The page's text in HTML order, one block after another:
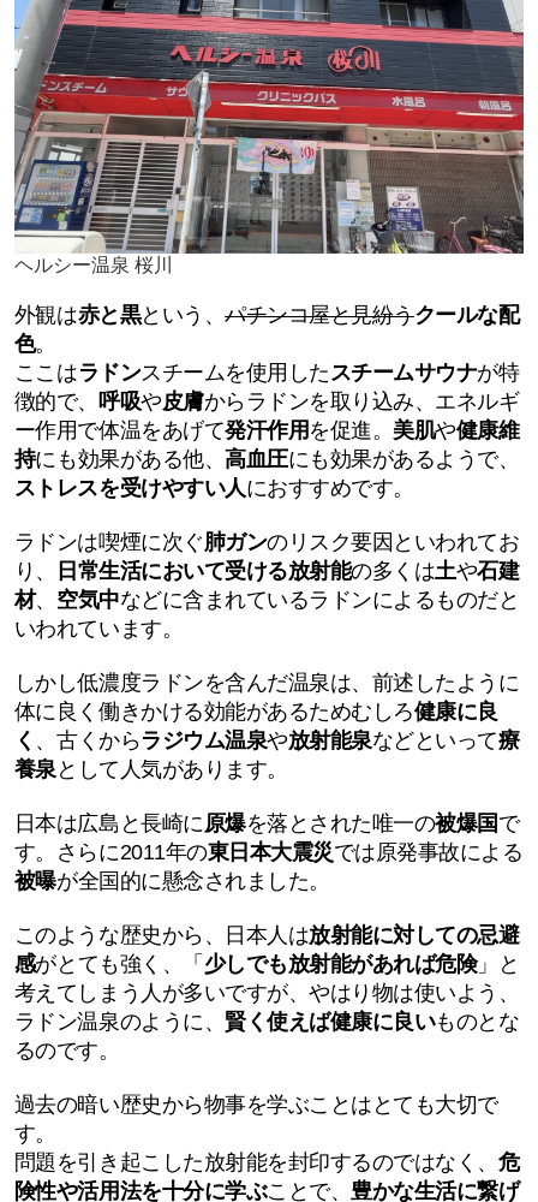
ヘルシー温泉 桜川
外観は赤と黒という、パチンコ屋と見紛うクールな配
色。
ここはラドンスチームを使用した スチームサウナが特
徴的で、 呼吸や皮膚からラドンを取り込み、エネルギ
ー作用で体温をあげて発汗作用 を促進。 美肌や健康維
持にも効果がある他、高血圧にも効果があるようで、
ストレスを受けやすい人におすすめです。
ラドンは喫煙に次ぐ肺ガンのリスク要因といわれてお
り、
日常生活において受ける放射能の多くは土や石建
材、 空気中などに含まれているラドンによるものだと
いわれています。
しかし低濃度ラドンを含んだ温泉は、前述したように
体に良く働きかける効能があるためむしろ健康に良
く 、古くからラジウム温泉や放射能泉などといって療
養泉 として人気があります。
日本は広島と長崎に 原爆を落とされた唯一の被爆国 で
す。さらに2011年の東日本大震災では原発事故による
被曝が全国的に懸念されました。
このような歴史から、日本人は放射能に対しての忌避
感がとても強く、「 少しでも放射能があれば危険」と
考えてしまう人が多いですが、やはり物は使いよう、
ラドン温泉のように、 賢く使えば健康に良いものとな
るのです。
過去の暗い歴史から物事を学ぶことはとても大切で
す。
問題を引き起こした放射能を封印するのではなく、 危
険性や活用法を十分に学ぶことで、 豊かな生活に繋げ